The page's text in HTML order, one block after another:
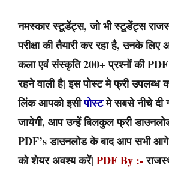
नमस्कार स्टूडेंट्स, जो भी स्टूडेंट्स
परीक्षा की तैयारी कर रहा है, उनके
कला एवं संस्कृति 200+ प्रश्नों की
रहने वाली है| इस पोस्ट मे फ्री उपलब्ध
लिंक आपको इसीपोस्टमे सबसे नीचे दी
जायेगी, आप उन्हें बिलकुल फ्री
PDF’s डाउनलोड के बाद आप सभी
को शेयर अवश्य करें| PDF By :-